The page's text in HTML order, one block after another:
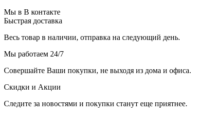
Мы в В контакте
Быстрая доставка
Весь товар в наличии, отправка на следующий день.
Мы работаем 24/7
Совершайте Ваши покупки, не выходя из дома и офиса.
Скидки и Акции
Следите за новостями и покупки станут еще приятнее.